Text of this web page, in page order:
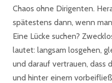
Chaos ohne Dirigenten.
spätestens dann, wenn
Eine Lücke suchen?
lautet: langsam losgehen,
und darauf vertrauen, dass
und hinter einem